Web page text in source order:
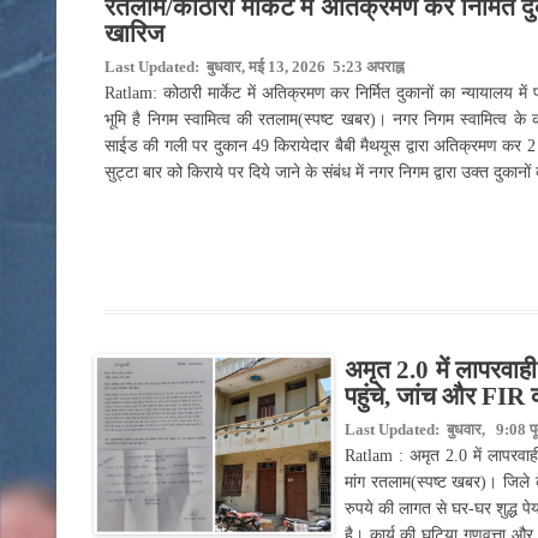
रतलाम/कोठारी मार्केट में अतिक्रमण कर निर्मित
खारिज
Last Updated: बुधवार, मई 13, 2026 5:23 अपराह्न
Ratlam: कोठारी मार्केट में अतिक्रमण कर निर्मित दुकानों का
भूमि है निगम स्वामित्व की रतलाम(स्पष्ट खबर)। नगर निगम स्वामित्व के
साईड की गली पर दुकान 49 किरायेदार बैबी मैथयूस द्वारा अतिक्रमण कर
सुट्टा बार को किराये पर दिये जाने के संबंध में नगर निगम द्वारा उक्त
अमृत 2.0 में
पहुंचे, जांच और FIR
Last Updated: बुधवार, 9:08
Ratlam : अमृत 2.0 में
मांग रतलाम(स्पष्ट खबर)। जिले
रुपये की लागत से घर-घर शुद्ध